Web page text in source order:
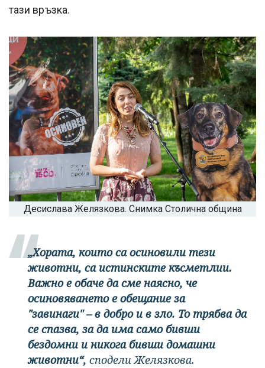
тази връзка.
Десислава Желязкова. Снимка Столична община
„Хората, които са осиновили тези
животни, са истинските късметлии.
Важно е обаче да сме наясно, че
осиновяването е обещание за
"завинаги" – в добро и в зло. То трябва да
се спазва, за да има само бивши
бездомни и никога бивши домашни
животни“, сподели Желязкова.